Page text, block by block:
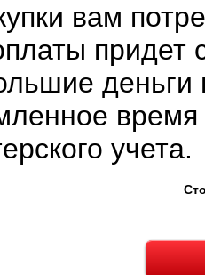
вам
придет
деньги
учета.